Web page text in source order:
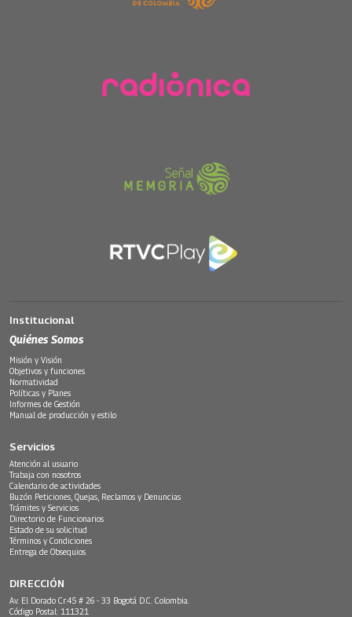
Institucional
Quiénes Somos
Misión y Visión
Objetivos y funciones
Normatividad
Políticas y Planes
Informes de Gestión
Manual de producción y estilo
Servicios
Atención al usuario
Trabaja con nosotros
Calendario de actividades
Buzón Peticiones, Quejas, Reclamos y Denuncias
Trámites y Servicios
Directorio de Funcionarios
Estado de su solicitud
Términos y Condiciones
Entrega de Obsequios
DIRECCIÓN
Av. El Dorado Cr.45 # 26 - 33 Bogotá D.C. Colombia.
Código Postal: 111321